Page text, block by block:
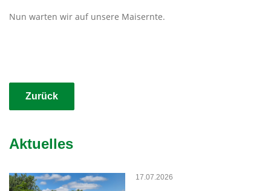
Nun warten wir auf unsere Maisernte.
Zurück
Aktuelles
17.07.2026